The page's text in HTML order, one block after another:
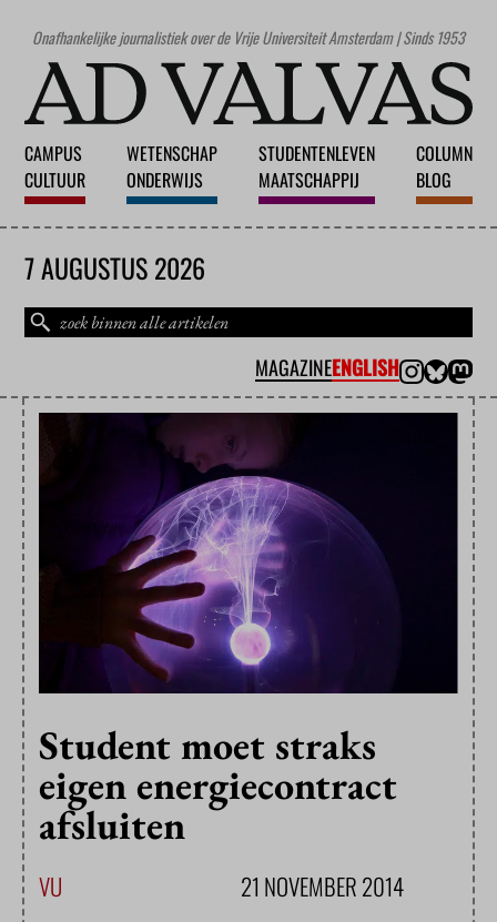
Onafhankelijke journalistiek over de Vrije Universiteit Amsterdam | Sinds 1953
CAMPUS
CULTUUR
WETENSCHAP
ONDERWIJS
STUDENTENLEVEN
MAATSCHAPPIJ
COLUMN
BLOG
7 AUGUSTUS 2026
MAGAZINEENGLISH
Student moet straks
eigen energiecontract
afsluiten
VU 21 NOVEMBER 2014